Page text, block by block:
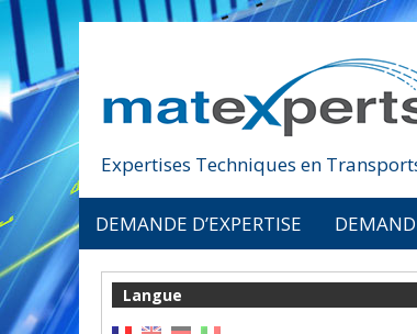
Expertises Techniques en
DEMANDE D’EXPERTISE
Langue